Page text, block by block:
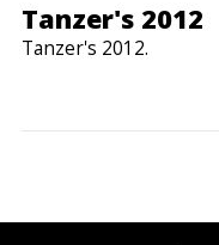
Tanzer's 2012
Tanzer's 2012.